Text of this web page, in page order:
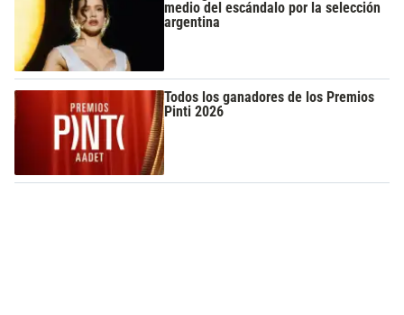
medio del escándalo por la selección
argentina
Todos los ganadores de los Premios
Pinti 2026